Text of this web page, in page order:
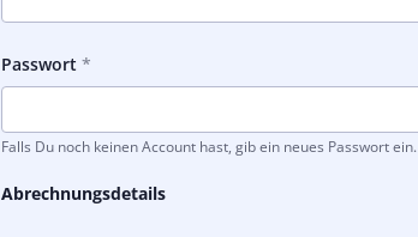
Passwort
Falls Du noch keinen Account hast, gib ein neues Passwort ein.
Abrechnungsdetails